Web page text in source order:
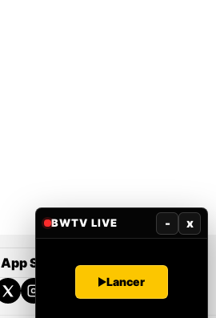
App Store Google Play
BWTV LIVE - x
Lancer